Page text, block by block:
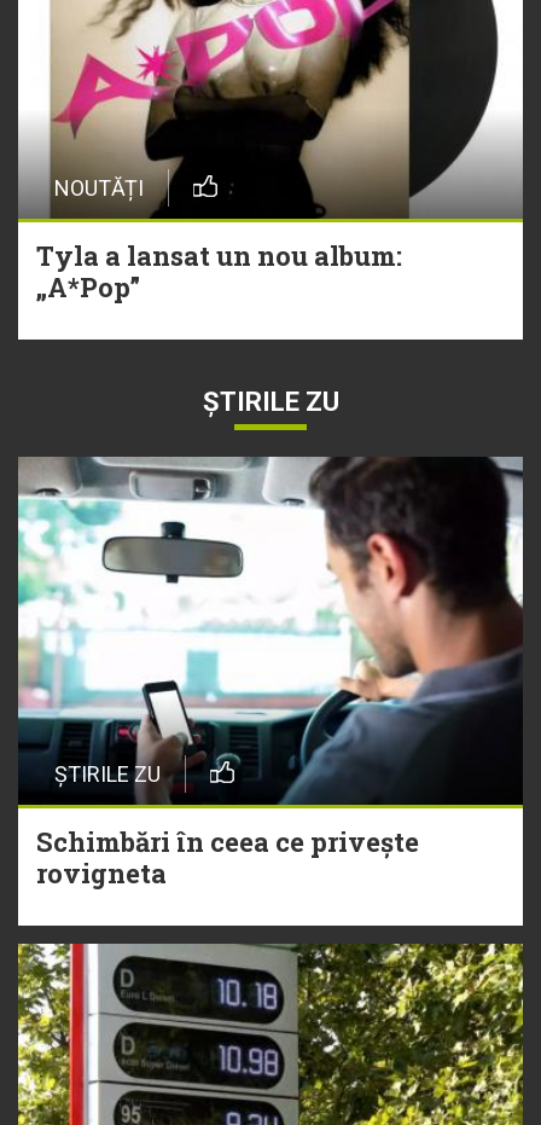
NOUTĂȚI
Tyla a lansat un nou album:
„A*Pop”
ȘTIRILE ZU
ȘTIRILE ZU
Schimbări în ceea ce privește
rovigneta